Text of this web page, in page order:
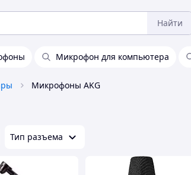
Найти
Микрофон для компьютера
Микрофоны AKG
Тип разъема